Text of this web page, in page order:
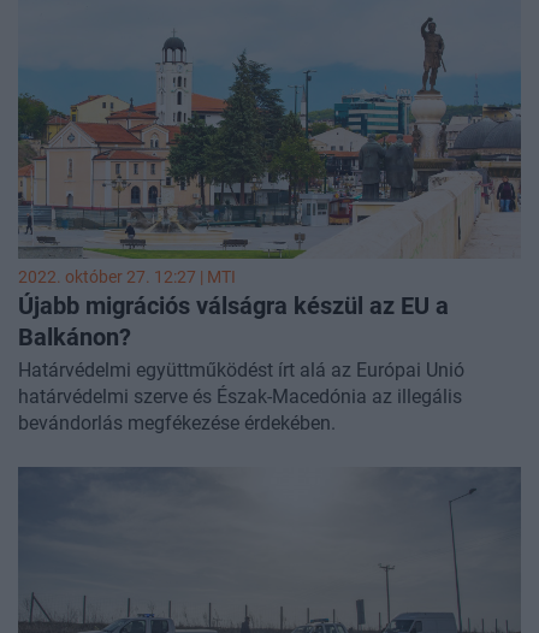
2022. október 27. 12:27 | MTI
Újabb migrációs válságra készül az EU a
Balkánon?
Határvédelmi együttműködést írt alá az Európai Unió
határvédelmi szerve és Észak-Macedónia az illegális
bevándorlás megfékezése érdekében.